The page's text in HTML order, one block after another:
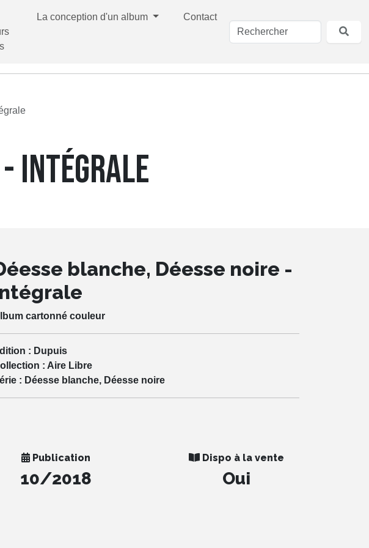
La conception d'un album Contact
INTÉGRALE
blanche, Déesse noire -
cartonné couleur
: Dupuis
: Aire Libre
: Déesse blanche, Déesse noire
Publication
10/2018
Dispo à la vente
Oui